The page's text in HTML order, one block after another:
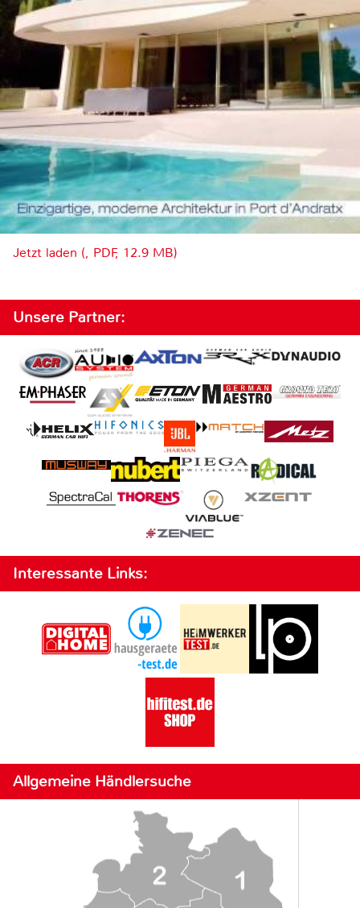
Jetzt laden (, PDF, 12.9 MB)
Unsere Partner:
Interessante Links:
Allgemeine Händlersuche